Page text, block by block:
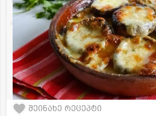
შეინახე რეცეპტი